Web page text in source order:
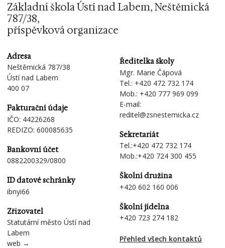
Základní škola Ústí nad Labem, Neštěmická
787/38,
příspěvková organizace
Adresa
Neštěmická 787/38
Ústí nad Labem
400 07
Fakturační údaje
IČO: 44226268
REDIZO: 600085635
Bankovní účet
0882200329/0800
ID datové schránky
ibnyi66
Zřizovatel
Statutární město Ústí nad
Labem
web →
Ředitelka školy
Mgr. Marie Čápová
Tel.: +420 472 732 174
Mob.: +420 777 969 099
E-mail:
reditel@zsnestemicka.cz
Sekretariát
Tel.:+420 472 732 174
Mob.:+420 724 300 455
Školní družina
+420 602 160 006
Školní jídelna
+420 723 274 182
Přehled všech kontaktů